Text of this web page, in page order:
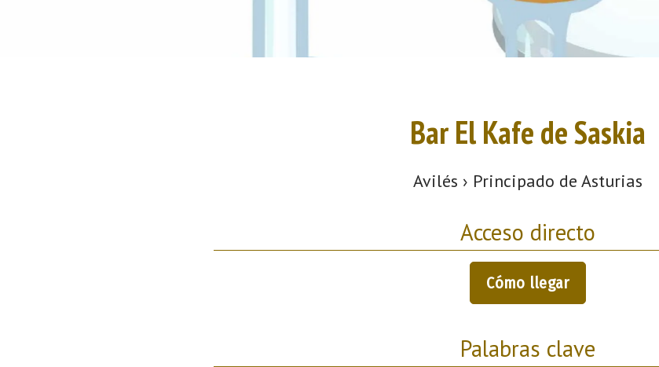
Bar El Kafe de Saskia
Avilés › Principado de Asturias
Acceso directo
Cómo llegar
Palabras clave